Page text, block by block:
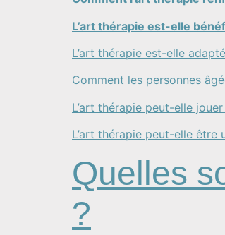
L’art thérapie est-elle
L’art thérapie est-elle
​Comment les personnes
L’art thérapie peut-elle
L’art thérapie peut-elle
Quelles
?